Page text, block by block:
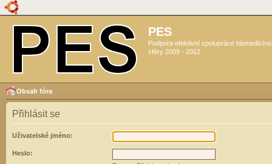
PES
Podpora efektivní spolupráce
sféry 2009 - 2012
Obsah fóra
Přihlásit se
Uživatelské jméno:
Heslo: